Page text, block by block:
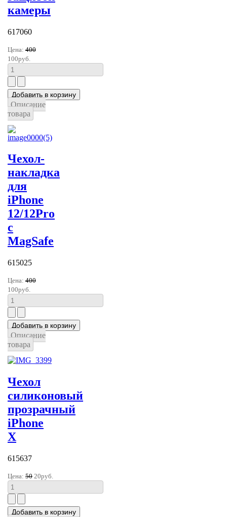
камеры
617060
Цена: 400
100руб.
Описание
товара
Чехол-
накладка
для
iPhone
12/12Pro
с
MagSafe
615025
Цена: 400
100руб.
Описание
товара
Чехол
силиконовый
прозрачный
iPhone
X
615637
Цена: 50 20руб.